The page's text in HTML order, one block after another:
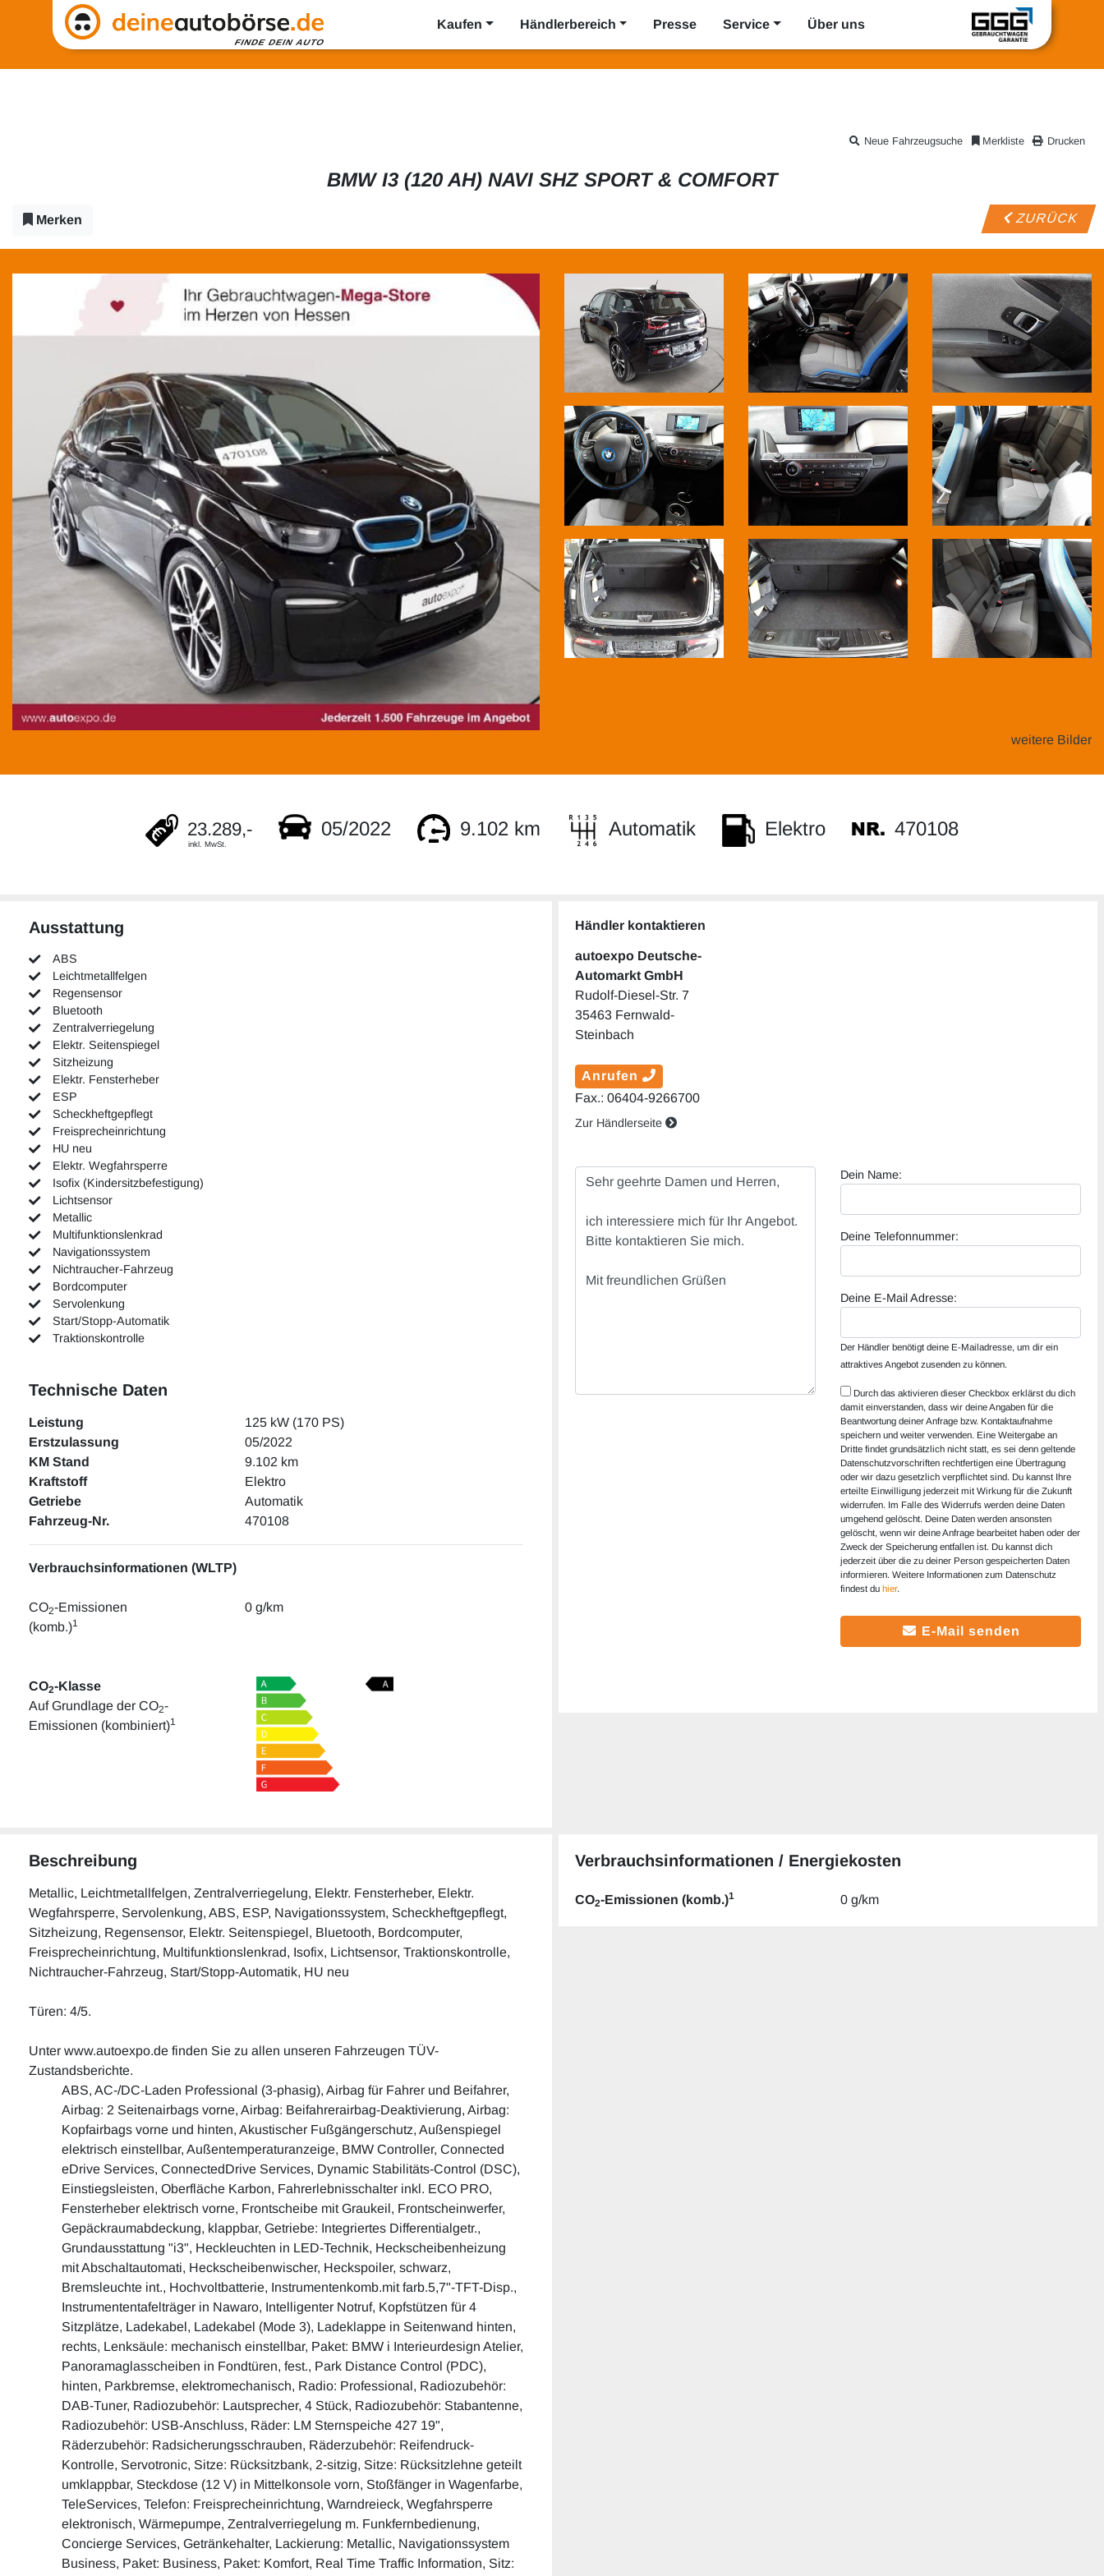
Kaufen Händlerbereich Presse Service Über uns
Drucken
Merkliste
Neue Fahrzeugsuche
BMW I3 (120 AH) NAVI SHZ SPORT & COMFORT
Merken ZURÜCK
weitere Bilder
23.289,-
inkl. MwSt.
05/2022 9.102 km Automatik Elektro 470108
Ausstattung
ABS
Leichtmetallfelgen
Regensensor
Bluetooth
Zentralverriegelung
Elektr. Seitenspiegel
Sitzheizung
Elektr. Fensterheber
ESP
Scheckheftgepflegt
Freisprecheinrichtung
HU neu
Elektr. Wegfahrsperre
Isofix (Kindersitzbefestigung)
Lichtsensor
Metallic
Multifunktionslenkrad
Navigationssystem
Nichtraucher-Fahrzeug
Bordcomputer
Servolenkung
Start/Stopp-Automatik
Traktionskontrolle
Technische Daten
Leistung
125 kW (170 PS)
Erstzulassung
05/2022
KM Stand
9.102 km
Kraftstoff
Elektro
Getriebe
Automatik
Fahrzeug-Nr.
470108
Verbrauchsinformationen (WLTP)
CO2-Emissionen
(komb.)1
0 g/km
CO2-Klasse
Auf Grundlage der CO2-
Emissionen (kombiniert)1
Händler kontaktieren
autoexpo Deutsche-
Automarkt GmbH
Rudolf-Diesel-Str. 7
35463 Fernwald-
Steinbach
Anrufen
Fax.: 06404-9266700
Zur Händlerseite
Dein Name:
Deine Telefonnummer:
Deine E-Mail Adresse:
Der Händler benötigt deine E-Mailadresse, um dir ein
attraktives Angebot zusenden zu können.
Durch das aktivieren dieser Checkbox erklärst du dich
damit einverstanden, dass wir deine Angaben für die
Beantwortung deiner Anfrage bzw. Kontaktaufnahme
speichern und weiter verwenden. Eine Weitergabe an
Dritte findet grundsätzlich nicht statt, es sei denn geltende
Datenschutzvorschriften rechtfertigen eine Übertragung
oder wir dazu gesetzlich verpflichtet sind. Du kannst Ihre
erteilte Einwilligung jederzeit mit Wirkung für die Zukunft
widerrufen. Im Falle des Widerrufs werden deine Daten
umgehend gelöscht. Deine Daten werden ansonsten
gelöscht, wenn wir deine Anfrage bearbeitet haben oder der
Zweck der Speicherung entfallen ist. Du kannst dich
jederzeit über die zu deiner Person gespeicherten Daten
informieren. Weitere Informationen zum Datenschutz
findest du hier.
E-Mail senden
Beschreibung
Metallic, Leichtmetallfelgen, Zentralverriegelung, Elektr. Fensterheber, Elektr.
Wegfahrsperre, Servolenkung, ABS, ESP, Navigationssystem, Scheckheftgepflegt,
Sitzheizung, Regensensor, Elektr. Seitenspiegel, Bluetooth, Bordcomputer,
Freisprecheinrichtung, Multifunktionslenkrad, Isofix, Lichtsensor, Traktionskontrolle,
Nichtraucher-Fahrzeug, Start/Stopp-Automatik, HU neu
Türen: 4/5.
Unter www.autoexpo.de finden Sie zu allen unseren Fahrzeugen TÜV-
Zustandsberichte.
ABS, AC-/DC-Laden Professional (3-phasig), Airbag für Fahrer und Beifahrer,
Airbag: 2 Seitenairbags vorne, Airbag: Beifahrerairbag-Deaktivierung, Airbag:
Kopfairbags vorne und hinten, Akustischer Fußgängerschutz, Außenspiegel
elektrisch einstellbar, Außentemperaturanzeige, BMW Controller, Connected
eDrive Services, ConnectedDrive Services, Dynamic Stabilitäts-Control (DSC),
Einstiegsleisten, Oberfläche Karbon, Fahrerlebnisschalter inkl. ECO PRO,
Fensterheber elektrisch vorne, Frontscheibe mit Graukeil, Frontscheinwerfer,
Gepäckraumabdeckung, klappbar, Getriebe: Integriertes Differentialgetr.,
Grundausstattung "i3", Heckleuchten in LED-Technik, Heckscheibenheizung
mit Abschaltautomati, Heckscheibenwischer, Heckspoiler, schwarz,
Bremsleuchte int., Hochvoltbatterie, Instrumentenkomb.mit farb.5,7"-TFT-Disp.,
Instrumententafelträger in Nawaro, Intelligenter Notruf, Kopfstützen für 4
Sitzplätze, Ladekabel, Ladekabel (Mode 3), Ladeklappe in Seitenwand hinten,
rechts, Lenksäule: mechanisch einstellbar, Paket: BMW i Interieurdesign Atelier,
Panoramaglasscheiben in Fondtüren, fest., Park Distance Control (PDC),
hinten, Parkbremse, elektromechanisch, Radio: Professional, Radiozubehör:
DAB-Tuner, Radiozubehör: Lautsprecher, 4 Stück, Radiozubehör: Stabantenne,
Radiozubehör: USB-Anschluss, Räder: LM Sternspeiche 427 19",
Räderzubehör: Radsicherungsschrauben, Räderzubehör: Reifendruck-
Kontrolle, Servotronic, Sitze: Rücksitzbank, 2-sitzig, Sitze: Rücksitzlehne geteilt
umklappbar, Steckdose (12 V) in Mittelkonsole vorn, Stoßfänger in Wagenfarbe,
TeleServices, Telefon: Freisprecheinrichtung, Warndreieck, Wegfahrsperre
elektronisch, Wärmepumpe, Zentralverriegelung m. Funkfernbedienung,
Concierge Services, Getränkehalter, Lackierung: Metallic, Navigationssystem
Business, Paket: Business, Paket: Komfort, Real Time Traffic Information, Sitz:
Verbrauchsinformationen / Energiekosten
CO2-Emissionen (komb.)1 0 g/km